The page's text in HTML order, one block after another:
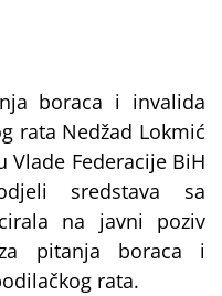
boraca i invalida
rata Nedžad Lokmić
Federacije BiH
sredstava sa
na javni poziv
pitanja boraca i
rata.